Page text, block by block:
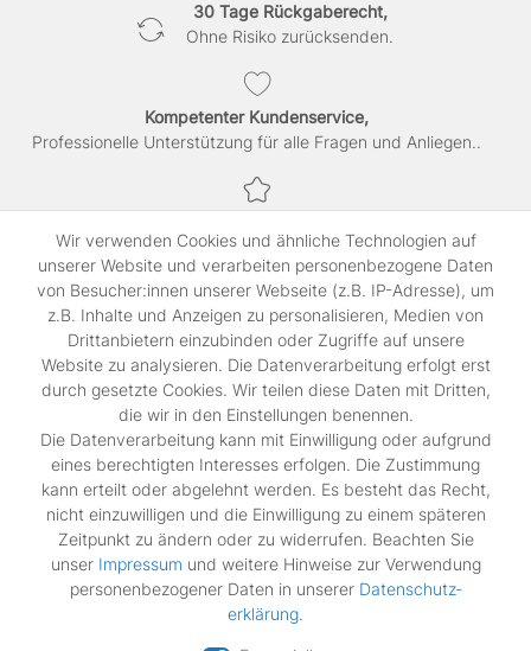
30 Tage Rückgaberecht,
Ohne Risiko zurücksenden.
Kompetenter Kundenservice,
Professionelle Unterstützung für alle Fragen und Anliegen..
SSL-verschlüsselte Abwicklung für maximale Sicherheit.
Shop
Kontakt
Rechtliches
Widerrufs­recht
Impressum
Daten­schutz­erklärung
AGB
Vertrag widerrufen
Zahlungsarten
Wir verwenden Cookies und ähnliche Technologien auf
unserer Website und verarbeiten personenbezogene Daten
von Besucher:innen unserer Webseite (z.B. IP-Adresse), um
z.B. Inhalte und Anzeigen zu personalisieren, Medien von
Drittanbietern einzubinden oder Zugriffe auf unsere
Website zu analysieren. Die Datenverarbeitung erfolgt erst
durch gesetzte Cookies. Wir teilen diese Daten mit Dritten,
die wir in den Einstellungen benennen.
Die Datenverarbeitung kann mit Einwilligung oder aufgrund
eines berechtigten Interesses erfolgen. Die Zustimmung
kann erteilt oder abgelehnt werden. Es besteht das Recht,
nicht einzuwilligen und die Einwilligung zu einem späteren
Zeitpunkt zu ändern oder zu widerrufen. Beachten Sie
unser Impressum und weitere Hinweise zur Verwendung
personenbezogener Daten in unserer Daten­schutz­
erklärung.